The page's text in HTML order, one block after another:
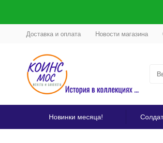
Доставка и оплата Новости магазина
Новинки месяца!